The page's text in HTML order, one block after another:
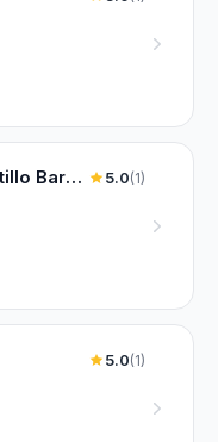
Dra. Merly Jisset Bustillo Barrios 5.0(1)
5.0(1)